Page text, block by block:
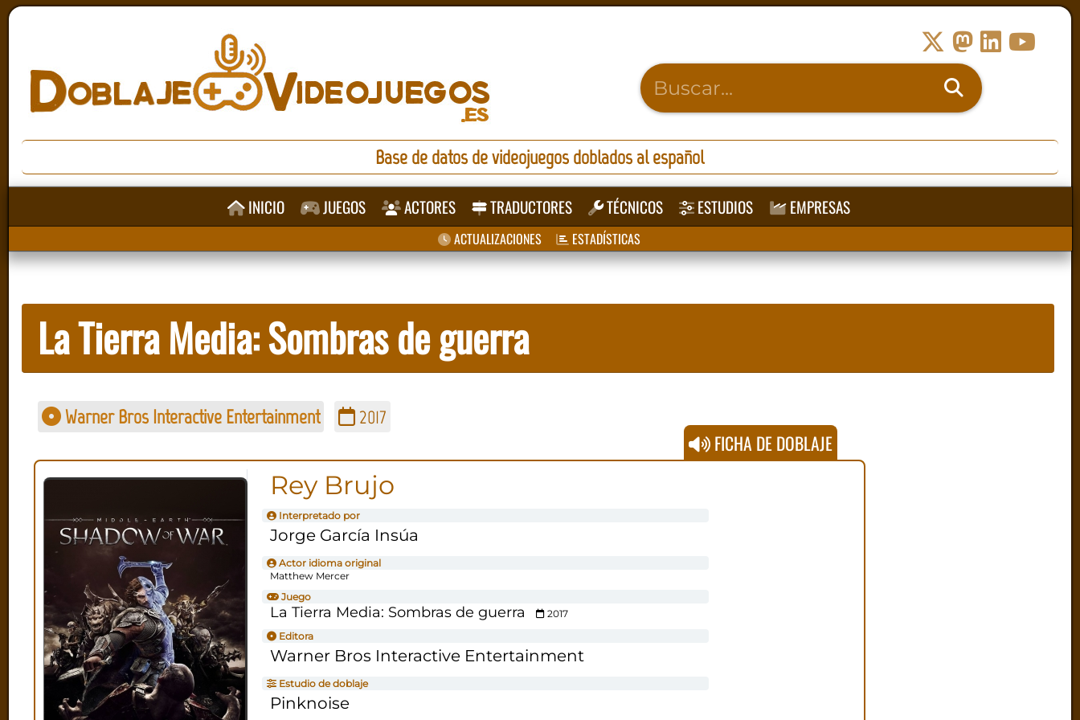
Base de datos de videojuegos doblados al español
INICIO JUEGOS ACTORES TRADUCTORES TÉCNICOS ESTUDIOS EMPRESAS
ACTUALIZACIONES ESTADÍSTICAS
La Tierra Media: Sombras de guerra
Warner Bros Interactive Entertainment 2017
FICHA DE DOBLAJE
Rey Brujo
Interpretado por
Jorge García Insúa
Actor idioma original
Matthew Mercer
Juego
La Tierra Media: Sombras de guerra
2017
Editora
Warner Bros Interactive Entertainment
Estudio de doblaje
Pinknoise